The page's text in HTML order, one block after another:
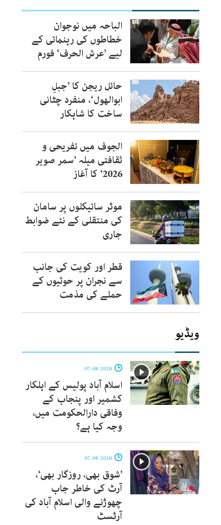
الباحہ میں نوجوان
خطاطوں کی رہنمائی کے
لیے ’عرش الحرف‘ فورم
حائل ریجن کا ’جبلِ
ابوالھول‘، منفرد چٹانی
ساخت کا شاہکار
الجوف میں تفریحی و
ثقافتی میلہ ’سمر صویر
2026‘ کا آغاز
موٹر سائیکلوں پر سامان
کی منتقلی کے نئے ضوابط
جاری
قطر اور کویت کی جانب
سے نجران پر حوثیوں کے
حملے کی مذمت
ویڈیو
اسلام آباد پولیس کے اہلکار
کشمیر اور پنجاب کے
وفاقی دارالحکومت میں،
وجہ کیا ہے؟
’شوق بھی، روزگار بھی‘،
آرٹ کی خاطر جاب
چھوڑنے والی اسلام آباد کی
آرٹسٹ